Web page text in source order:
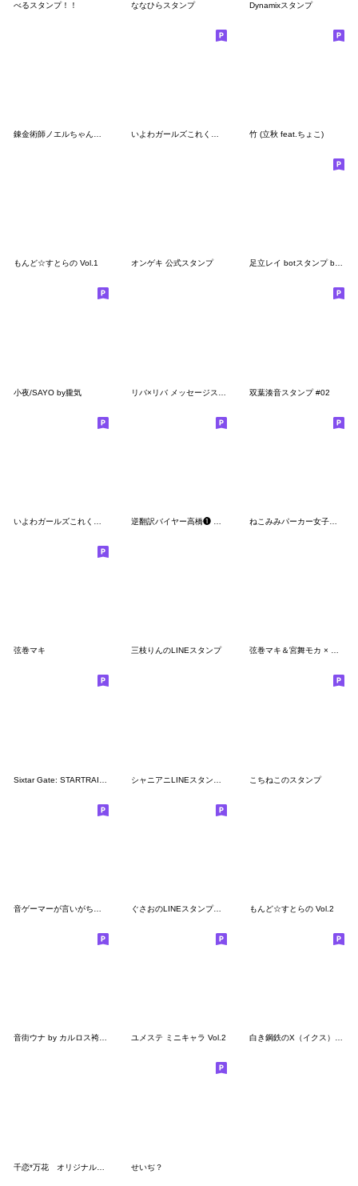
べるスタンプ！！ ななひらスタンプ Dynamixスタンプ
竹 (立秋 feat.ちょこ)
もんど☆すとらの Vol.1 オンゲキ 公式スタンプ 足立レイ botスタンプ by総桜しわす
小夜/SAYO by朧気 双葉湊音スタンプ #02
ねこみみパーカー女子の音ゲー用語スタンプ
弦巻マキ 三枝りんのLINEスタンプ 弦巻マキ＆宮舞モカ × ぬくぬくにぎりめし
こちねこのスタンプ
ぐさおのLINEスタンプ第二弾 もんど☆すとらの Vol.2
音街ウナ by カルロス袴田(サイゼP) ユメステ ミニキャラ Vol.2 白き鋼鉄のX（イクス） 名言スタンプ
せいぢ？